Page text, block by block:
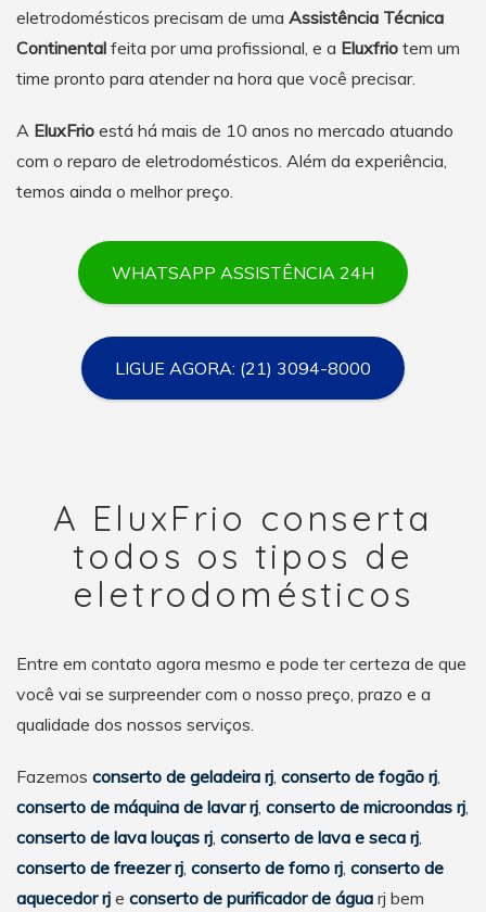
eletrodomésticos precisam de uma Assistência Técnica
Continental feita por uma profissional, e a Eluxfrio tem um
time pronto para atender na hora que você precisar.
A EluxFrio está há mais de 10 anos no mercado atuando
com o reparo de eletrodomésticos. Além da experiência,
temos ainda o melhor preço.
WHATSAPP ASSISTÊNCIA 24H
LIGUE AGORA: (21) 3094-8000
A EluxFrio conserta
todos os tipos de
eletrodomésticos
Entre em contato agora mesmo e pode ter certeza de que
você vai se surpreender com o nosso preço, prazo e a
qualidade dos nossos serviços.
Fazemos conserto de geladeira rj, conserto de fogão rj,
conserto de máquina de lavar rj, conserto de microondas rj,
conserto de lava louças rj, conserto de lava e seca rj,
conserto de freezer rj, conserto de forno rj, conserto de
aquecedor rj e conserto de purificador de água rj bem